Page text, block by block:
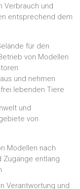
Verbrauch und
entsprechend dem
für den
von Modellen
und nehmen
lebenden Tiere
und
von
Modellen nach
Zugänge entlang
Verantwortung und